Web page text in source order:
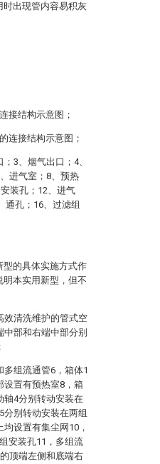
时出现管内容易积灰
接结构示意图；
连接结构示意图；
3、烟气出口；4、
进气室；8、预热
装孔；12、进气
通孔；16、过滤组
型的具体实施方式作
本实用新型，但不
效清洗维护的管式空
部和右端中部分别
组流通管6，箱体1
设置有预热室8，箱
轴4分别转动安装在
别转动安装在两组
设置有集尘网10，
安装孔11，多组流
顶端左侧和底端右